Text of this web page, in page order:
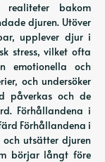
bakom
djuren. Utöver
upplever djur i
stress, vilket ofta
emotionella och
och undersöker
påverkas och de
Förhållandena i
Förhållandena i
utsätter djuren
börjar långt före